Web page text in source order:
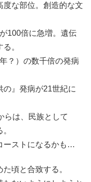
な部位。創造的な文
100倍に急増。遺伝
。
？）の数千倍の発病
』発病が21世紀に
は、民族として
ストになるかも…
頃と合致する。